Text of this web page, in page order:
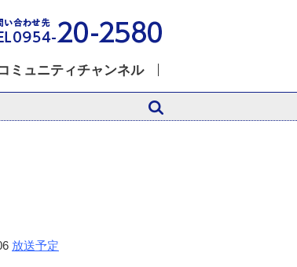
ミュニティチャンネル
放送予定